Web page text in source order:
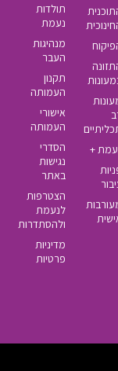
+
תולדות
נעמת
מנהיגות
העבר
תקנון
העמותה
אישורי
העמותה
הסדרי
נגישות
באתר
הצטרפות
לנעמת
ולהסתדרות
מדיניות
פרטיות